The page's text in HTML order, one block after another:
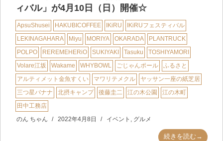
ィバル」が4月10日（日）開催☆
ApsuShusei HAKUBICOFFEE IKiRU
IKiRUフェスティバル
LEKINAGAHARA
Miyu MORIYA OKARADA
PLANTRUCK
POLPO
REREMEHERiO SUKIYAKI Tasuku
TOSHIYAMORI
Volare江坂
Wakame WHYBOWL ごじゃんポール
ふるさと
アルティメット金魚すくい
マワリテメクル
ヤッサン一座の紙芝居
三つ星バナナ
北摂キャンプ 後藤圭二 江の木公園
江の木町
田中工務店
のん ちゃん
2022年4月8日 イベント グルメ
続きを読む→